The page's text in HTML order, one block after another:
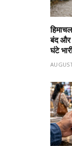
बंद और
घंटे